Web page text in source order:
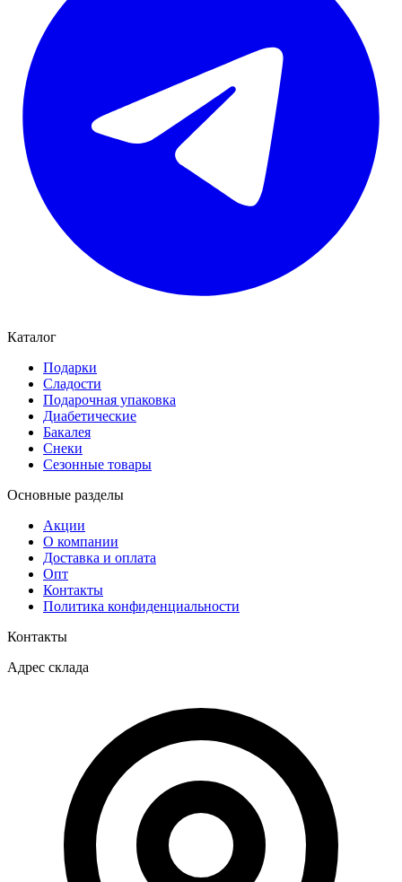
Каталог
Подарки
Сладости
Подарочная упаковка
Диабетические
Бакалея
Снеки
Сезонные товары
Основные разделы
Акции
О компании
Доставка и оплата
Опт
Контакты
Политика конфиденциальности
Контакты
Адрес склада